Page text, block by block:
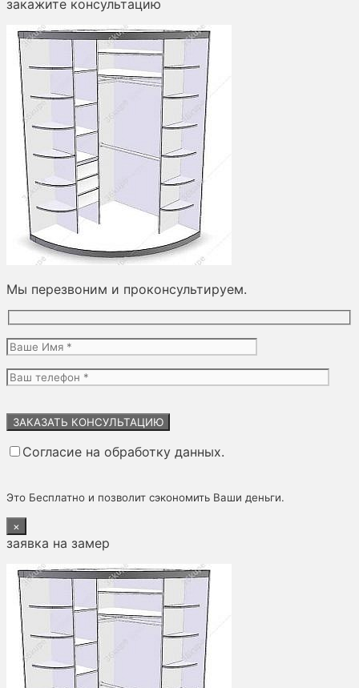
закажите консультацию
Мы перезвоним и проконсультируем.
это
пустым.
Согласие на обработку данных.
Это Бесплатно и позволит сэкономить Ваши деньги.
×
заявка на замер